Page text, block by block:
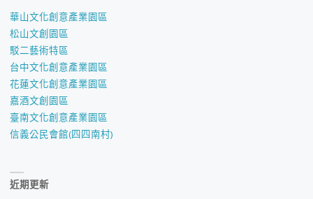
華山文化創意產業園區
松山文創園區
駁二藝術特區
台中文化創意產業園區
花蓮文化創意產業園區
嘉酒文創園區
臺南文化創意產業園區
信義公民會館(四四南村)
近期更新